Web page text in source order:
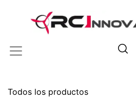
Todos los productos